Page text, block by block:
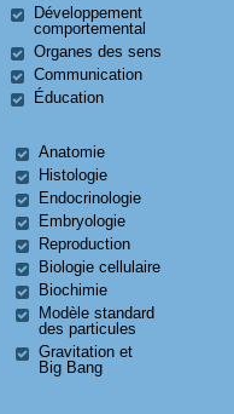
Développement
comportemental
Organes des sens
Communication
Éducation
Anatomie
Histologie
Endocrinologie
Embryologie
Reproduction
Biologie cellulaire
Biochimie
Modèle standard
des particules
Gravitation et
Big Bang